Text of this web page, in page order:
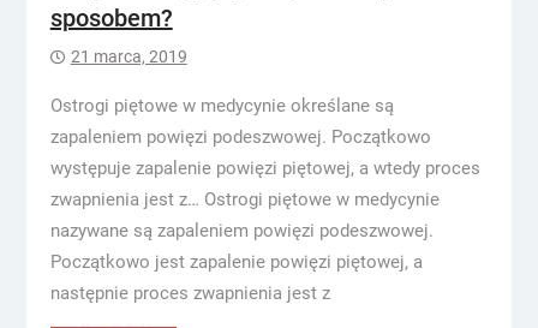
sposobem?
21 marca, 2019
Ostrogi piętowe w medycynie określane są
zapaleniem powięzi podeszwowej. Początkowo
występuje zapalenie powięzi piętowej, a wtedy proces
zwapnienia jest z… Ostrogi piętowe w medycynie
nazywane są zapaleniem powięzi podeszwowej.
Początkowo jest zapalenie powięzi piętowej, a
następnie proces zwapnienia jest z